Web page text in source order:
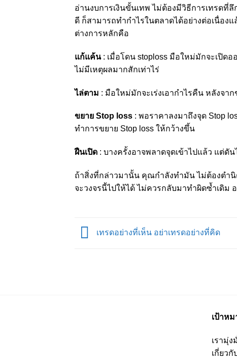
อ่านงบการเงินขั้นเทพ ไม่ต้องมีวิธีการเทรด
ดี ก็สามารถทำกำไรในตลาดได้อย่างต่อเนื่อง
ต่างการหลักคือ
แก้แค้น: เมื่อโดน stoploss มือใหม่มักจะเปิด
ไม่มีเหตุผลมากสักเท่าไร่
ไล่ตาม : มือใหม่มักจะเร่งเอากำไรคืน หลังจ
ขยาย Stop loss : พอราคาลงมาถึงจุด Stop
ทำการขยาย Stop loss ให้กว้างขึ้น
ฝืนเปิด : บางครั้งอาจพลาดจุดเข้าไปแล้ว แต่ดั
ถ้าสิ่งที่กล่าวมานั้น คุณกำลังทำมัน ไม่ต้องตำนิ
จะวงจรนี้ไปให้ได้ ไม่ควรกลับมาทำผิดซ้ำเดิม
เทรดอย่างที่เห็น อย่าเทรดอย่างที่คิด
เป้าหม
เรามุ่
เกี่ยว